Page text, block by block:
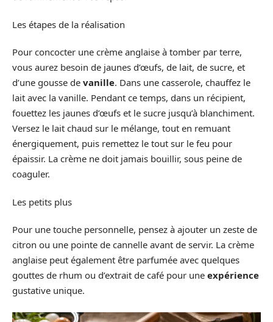
Les étapes de la réalisation
Pour concocter une crème anglaise à tomber par terre,
vous aurez besoin de jaunes d’œufs, de lait, de sucre, et
d’une gousse de vanille. Dans une casserole, chauffez le
lait avec la vanille. Pendant ce temps, dans un récipient,
fouettez les jaunes d’œufs et le sucre jusqu’à blanchiment.
Versez le lait chaud sur le mélange, tout en remuant
énergiquement, puis remettez le tout sur le feu pour
épaissir. La crème ne doit jamais bouillir, sous peine de
coaguler.
Les petits plus
Pour une touche personnelle, pensez à ajouter un zeste de
citron ou une pointe de cannelle avant de servir. La crème
anglaise peut également être parfumée avec quelques
gouttes de rhum ou d’extrait de café pour une expérience
gustative unique.